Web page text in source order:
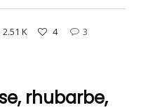
2.51 K 4 3
rhubarbe,